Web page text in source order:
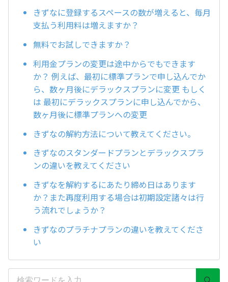
きずなに登録するスペースの数が増えると、毎月
支払う利用料は増えますか？
無料でお試しできますか？
利用金プランの変更は途中からでもできます
か？ 例えば、最初に標準プランで申し込んでか
ら、数ヶ月後にデラックスプランに変更 もしく
は 最初にデラックスプランに申し込んでから、
数ヶ月後に標準プランへの変更
きずなの解約方法について教えてください。
きずなのスタンダードプランとデラックスプラ
ンの違いを教えてください
きずなを解約するにあたり締め日はあります
か？また再度利用する場合は初期設定諸々は行
う流れでしょうか？
きずなのプラチナプランの違いを教えてくださ
い